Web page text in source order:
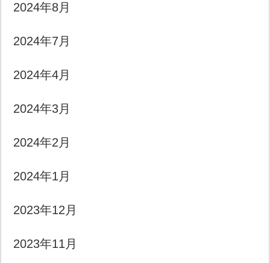
2024年8月
2024年7月
2024年4月
2024年3月
2024年2月
2024年1月
2023年12月
2023年11月